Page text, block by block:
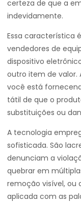
certeza de que a
indevidamente.
Essa característica
vendedores de
dispositivo
outro item de valor.
você está
tátil de que o
substituições ou
A tecnologia
sofisticada. São
denunciam a
quebrar em
remoção visível, ou
aplicada com as